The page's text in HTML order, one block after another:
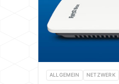
ALLGEMEIN NETZWERK